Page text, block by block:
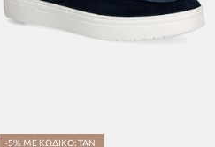
-5% ΜΕ ΚΩΔΙΚΟ: TAN